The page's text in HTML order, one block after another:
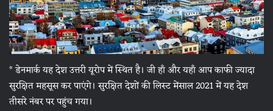
* डेनमार्क यह देश उत्तरी यूरोप में स्थित है। जी हाँ और यहाँ आप काफी ज्यादा
सुरक्षित महसूस कर पाएंगे। सुरक्षित देशों की लिस्ट मेंसाल 2021 में यह देश
तीसरे नंबर पर पहुंच गया।